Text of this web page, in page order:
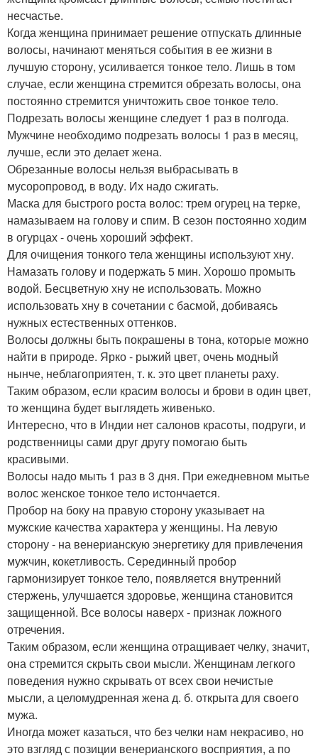
несчастье.
Когда женщина принимает решение отпускать длинные
волосы, начинают меняться события в ее жизни в
лучшую сторону, усиливается тонкое тело. Лишь в том
случае, если женщина стремится обрезать волосы, она
постоянно стремится уничтожить свое тонкое тело.
Подрезать волосы женщине следует 1 раз в полгода.
Мужчине необходимо подрезать волосы 1 раз в месяц,
лучше, если это делает жена.
Обрезанные волосы нельзя выбрасывать в
мусоропровод, в воду. Их надо сжигать.
Маска для быстрого роста волос: трем огурец на терке,
намазываем на голову и спим. В сезон постоянно ходим
в огурцах - очень хороший эффект.
Для очищения тонкого тела женщины используют хну.
Намазать голову и подержать 5 мин. Хорошо промыть
водой. Бесцветную хну не использовать. Можно
использовать хну в сочетании с басмой, добиваясь
нужных естественных оттенков.
Волосы должны быть покрашены в тона, которые можно
найти в природе. Ярко - рыжий цвет, очень модный
нынче, неблагоприятен, т. к. это цвет планеты раху.
Таким образом, если красим волосы и брови в один цвет,
то женщина будет выглядеть живенько.
Интересно, что в Индии нет салонов красоты, подруги, и
родственницы сами друг другу помогаю быть
красивыми.
Волосы надо мыть 1 раз в 3 дня. При ежедневном мытье
волос женское тонкое тело истончается.
Пробор на боку на правую сторону указывает на
мужские качества характера у женщины. На левую
сторону - на венерианскую энергетику для привлечения
мужчин, кокетливость. Серединный пробор
гармонизирует тонкое тело, появляется внутренний
стержень, улучшается здоровье, женщина становится
защищенной. Все волосы наверх - признак ложного
отречения.
Таким образом, если женщина отращивает челку, значит,
она стремится скрыть свои мысли. Женщинам легкого
поведения нужно скрывать от всех свои нечистые
мысли, а целомудренная жена д. б. открыта для своего
мужа.
Иногда может казаться, что без челки нам некрасиво, но
это взгляд с позиции венерианского восприятия, а по